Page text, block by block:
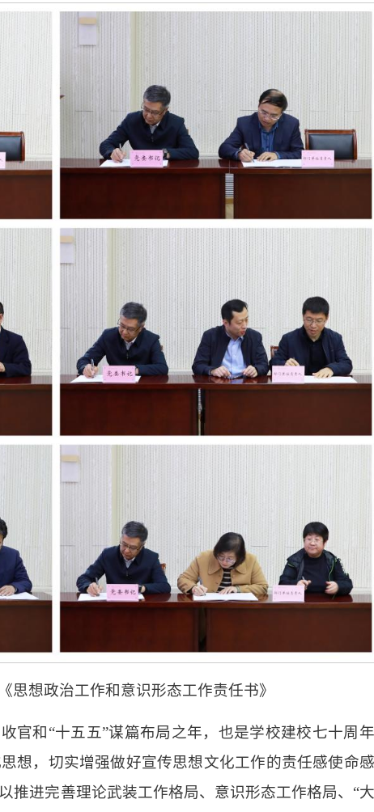
思想政治工作和意识形态工作责任书》
官和“十五五”谋篇布局之年，也是学校建校七十周年
想，切实增强做好宣传思想文化工作的责任感使命感
推进完善理论武装工作格局、意识形态工作格局、“